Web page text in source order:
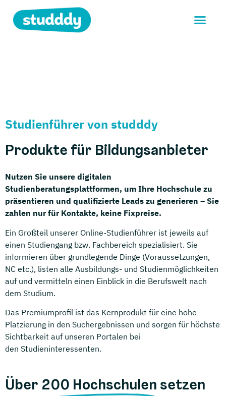
Studienführer von studddy
Produkte für Bildungsanbieter
Nutzen Sie unsere digitalen
Studienberatungsplattformen, um Ihre Hochschule zu
präsentieren und qualifizierte Leads zu generieren – Sie
zahlen nur für Kontakte, keine Fixpreise.
Ein Großteil unserer Online-Studienführer ist jeweils auf
einen Studiengang bzw. Fachbereich spezialisiert. Sie
informieren über grundlegende Dinge (Voraussetzungen,
NC etc.), listen alle Ausbildungs- und Studienmöglichkeiten
auf und vermitteln einen Einblick in die Berufswelt nach
dem Studium.
Das Premiumprofil ist das Kernprodukt für eine hohe
Platzierung in den Suchergebnissen und sorgen für höchste
Sichtbarkeit auf unseren Portalen bei
den Studieninteressenten.
Über 200 Hochschulen setzen